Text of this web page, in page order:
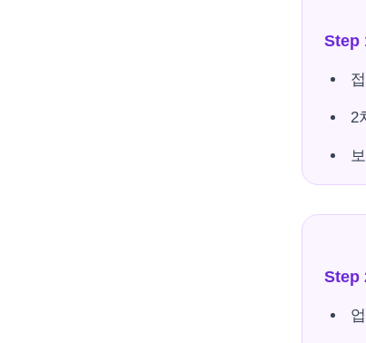
Step
2
Step